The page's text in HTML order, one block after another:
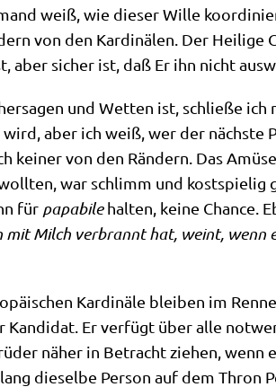
weiß, wie die­ser Wil­le
von den Kar­di­nä­len. Der Hei­li­ge
sicher ist, daß Er ihn nicht
und Wet­ten ist, schlie­ße
aber ich weiß, wer der
kei­ner von den Rän­dern. Das
war schlimm und kost­spie­lig
für papa­bi­lehal­ten, kei­ne Chan­ce.
mit Milch ver­brannt hat, weint, wenn
Kar­di­nä­le blei­ben im
Kan­di­dat. Er ver­fügt über alle
näher in Betracht zie­hen, wenn
die­sel­be Per­son auf dem Thron